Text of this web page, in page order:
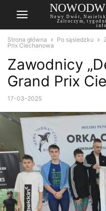
Nowy Dwór,
Zalroczym,
Strona główna Po sąsiedzku
Prix Ciechanowa
Zawodnicy
Grand Prix
17-03-2025